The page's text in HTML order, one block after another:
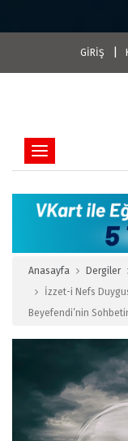
GİRİŞ
Toggle
Anasayfa Dergiler
İzzet-i Nefs
Beyefendi’nin